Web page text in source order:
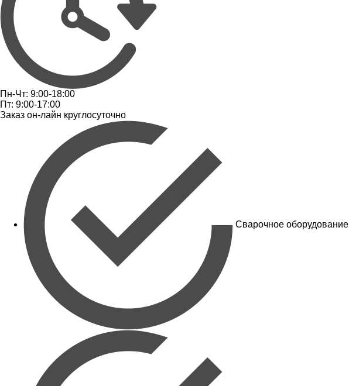
Пн-Чт: 9:00-18:00
Пт: 9:00-17:00
Заказ он-лайн круглосуточно
Сварочное оборудование